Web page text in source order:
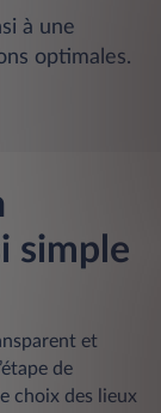
à une
optimales.
simple
et
de
choix des lieux